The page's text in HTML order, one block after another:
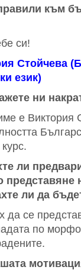
към
си!
Стойчева
език)
ни
е Виктория
ли
представяне
ли да
да се
по